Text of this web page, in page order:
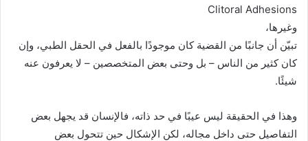
Clitoral Adhesions
وغيرها،
تبيّن أن جانبًا من القضية كان موجودًا بالفعل في الحقل الطبي، وإن
كان كثير من الناس – بل وحتى بعض المتخصصين – لا يعرفون عنه
شيئًا.
وهذا في الحقيقة ليس عيبًا في حد ذاته، فالإنسان قد يجهل بعض
التفاصيل حتى داخل مجاله، لكن الإشكال حين تتحول بعض